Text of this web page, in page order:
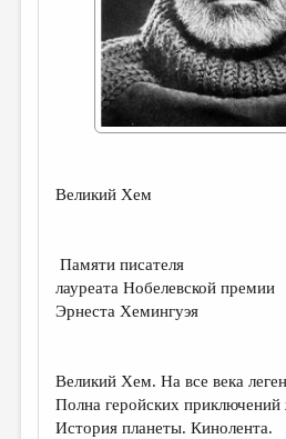
ПРОИЗВЕДЕНИЯ
ПЕРЕВОДЫ
КОНКУРСЫ
ДЕТСКАЯ КОМНАТА
ОБЪЯВЛЕНИЯ
РЕДКОЛЛЕГИЯ
ОТ РЕДАКЦИИ
Великий Хем
Памяти писателя
лауреата Нобелевской премии
Эрнеста Хемингуэя
Великий Хем. На все века
Полна геройских приключений
История планеты. Кинолента.